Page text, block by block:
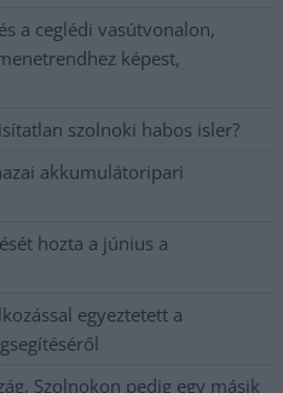
a ceglédi vasútvonalon,
képest,
szolnoki habos isler?
akkumulátoripari
hozta a június a
egyeztetett a
Szolnokon pedig egy másik